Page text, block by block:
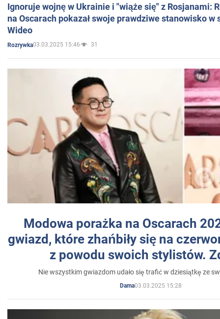
Ignoruje wojnę w Ukrainie i "wiąże się" z Rosjanami:
na Oscarach pokazał swoje prawdziwe stanowisko w
Wideo
Rozrywka03.03.2025 15:46 31
Modowa porażka na Oscarach
gwiazd, które zhańbiły się na
z powodu swoich stylistów.
Nie wszystkim gwiazdom udało się trafić w dziesiątkę ze
Dama03.03.2025 15:28